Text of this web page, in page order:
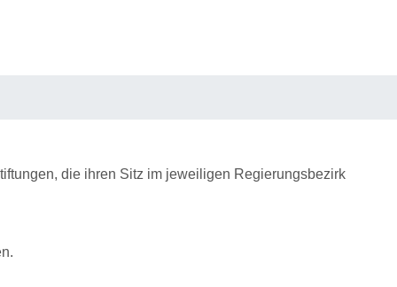
die ihren Sitz im jeweiligen Regierungsbezirk